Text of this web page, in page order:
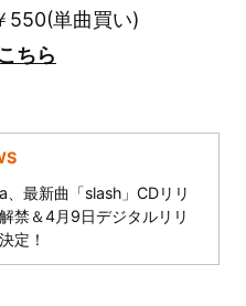
単曲買い)
こちら
、最新曲「slash」CDリリ
禁＆4月9日デジタルリリ
定！